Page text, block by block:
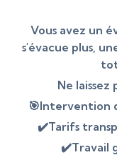
Vous avez un
s'évacue plus,
Ne laissez
🎯Intervention
✔️Tarifs
✔️Travail